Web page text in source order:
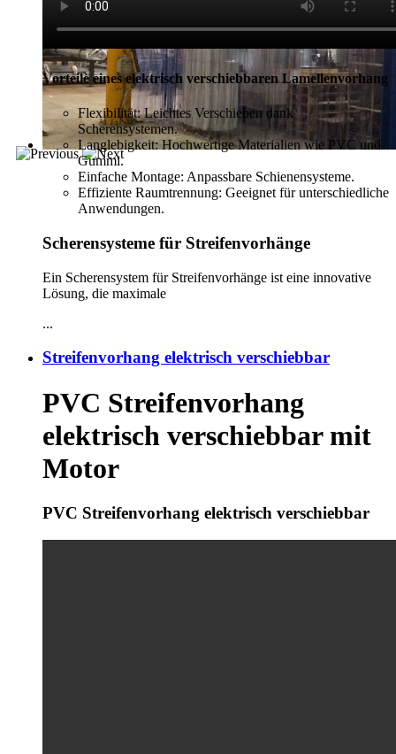
Vorteile eines elektrisch verschiebbaren Lamellenvorhang
Flexibilität: Leichtes Verschieben dank
Scherensystemen.
Langlebigkeit: Hochwertige Materialien wie PVC und
Gummi.
Einfache Montage: Anpassbare Schienensysteme.
Effiziente Raumtrennung: Geeignet für unterschiedliche
Anwendungen.
Scherensysteme für Streifenvorhänge
Ein Scherensystem für Streifenvorhänge ist eine innovative
Lösung, die maximale
...
Streifenvorhang elektrisch verschiebbar
PVC Streifenvorhang
elektrisch verschiebbar mit
Motor
PVC Streifenvorhang elektrisch verschiebbar